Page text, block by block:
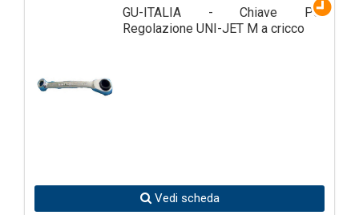
GU-ITALIA - Chiave Per
Regolazione UNI-JET M a cricco
Vedi scheda